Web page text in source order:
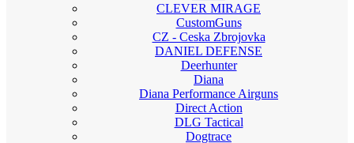
CLEVER MIRAGE
CustomGuns
CZ - Ceska Zbrojovka
DANIEL DEFENSE
Deerhunter
Diana
Diana Performance Airguns
Direct Action
DLG Tactical
Dogtrace